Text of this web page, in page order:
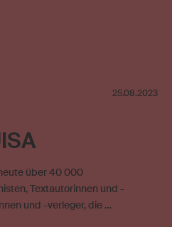
25.08.2023
über 40 000
Textautorinnen und -
und -verleger, die …